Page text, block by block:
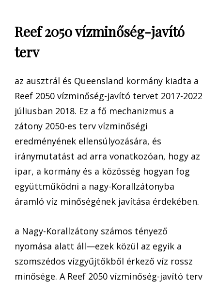
Reef 2050 vízminőség-javító
terv
az ausztrál és Queensland kormány kiadta a
Reef 2050 vízminőség-javító tervet 2017-2022
júliusban 2018. Ez a fő mechanizmus a
zátony 2050-es terv vízminőségi
eredményének ellensúlyozására, és
iránymutatást ad arra vonatkozóan, hogy az
ipar, a kormány és a közösség hogyan fog
együttműködni a nagy-Korallzátonyba
áramló víz minőségének javítása érdekében.
a Nagy-Korallzátony számos tényező
nyomása alatt áll—ezek közül az egyik a
szomszédos vízgyűjtőkből érkező víz rossz
minősége. A Reef 2050 vízminőség-javító terv